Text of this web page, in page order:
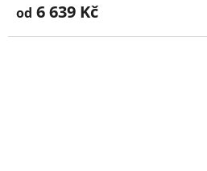
od 6 639 Kč